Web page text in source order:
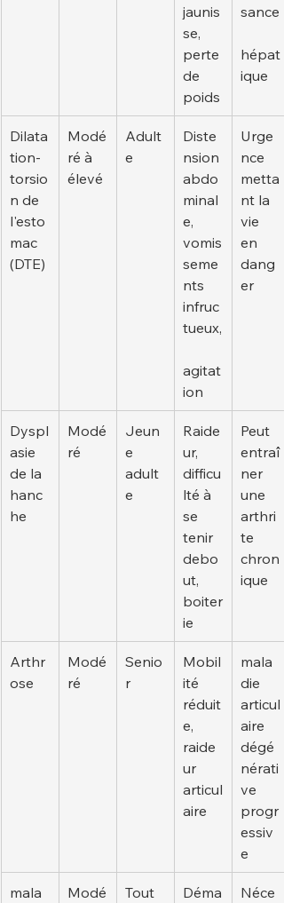
jaunis
se,
perte
de
poids
sance
hépat
ique
Dilata
tion-
torsio
n de
l'esto
mac
(DTE)
Modé
ré à
élevé
Adult
e
Diste
nsion
abdo
minal
e,
vomis
seme
nts
infruc
tueux,
agitat
ion
Urge
nce
metta
nt la
vie
en
dang
er
Dyspl
asie
de la
hanc
he
Modé
ré
Jeun
e
adult
e
Raide
ur,
difficu
lté à
se
tenir
debo
ut,
boiter
ie
Peut
entraî
ner
une
arthri
te
chron
ique
Arthr
ose
Modé
ré
Senio
r
Mobil
ité
réduit
e,
raide
ur
articul
aire
mala
die
articul
aire
dégé
nérati
ve
progr
essiv
e
mala
Modé
Tout
Déma
Néce